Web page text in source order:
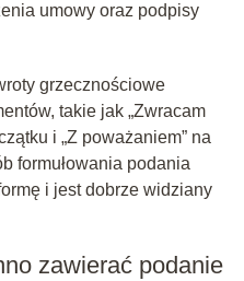
umowy oraz podpisy
grzecznościowe
takie jak „Zwracam
i „Z poważaniem” na
formułowania podania
i jest dobrze widziany
zawierać podanie